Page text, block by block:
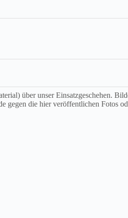
über unser Einsatzgeschehen.
die hier veröffentlichen Fotos